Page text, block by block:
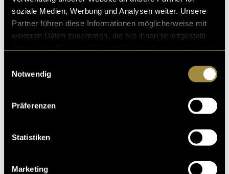
soziale Medien, Werbung und Analysen weiter. Unsere
Partner führen diese Informationen möglicherweise mit
weiteren Daten zusammen, die Sie ihnen bereitgestellt
Notwendig
Präferenzen
Statistiken
Marketing